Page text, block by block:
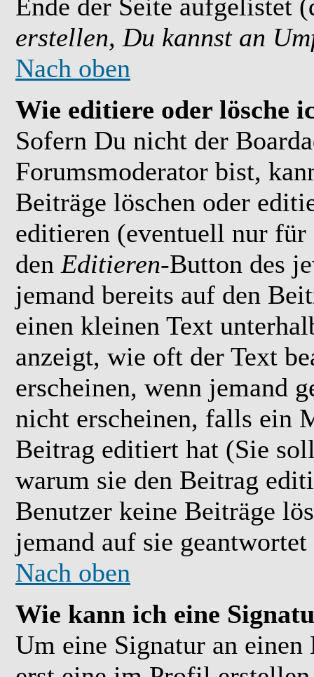
Ende der Seite aufgelistet
erstellen, Du kannst an
Nach oben
Wie editiere oder lösche
Sofern Du nicht der
Forumsmoderator bist,
Beiträge löschen oder
editieren (eventuell nur
den Editieren-Button des
jemand bereits auf den
einen kleinen Text
anzeigt, wie oft der Text
erscheinen, wenn jemand
nicht erscheinen, falls ein
Beitrag editiert hat (Sie
warum sie den Beitrag
Benutzer keine Beiträge
jemand auf sie geantwortet
Nach oben
Wie kann ich eine
Um eine Signatur an einen